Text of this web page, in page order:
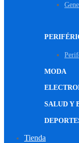
MODA
SALUD Y
Tienda